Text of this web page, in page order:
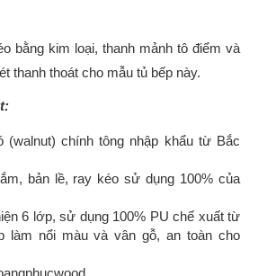
bằng kim loại, thanh mảnh tô điểm và
thanh thoát cho mẫu tủ bếp này.
(walnut) chính tông nhập khẩu từ Bắc
bản lề, ray kéo sử dụng 100% của
6 lớp, sử dụng 100% PU chế xuất từ
làm nổi màu và vân gỗ, an toàn cho